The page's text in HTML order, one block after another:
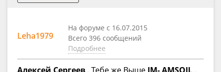
Leha1979
На форуме с 16.07.2015
Всего 396 сообщений
Подробнее